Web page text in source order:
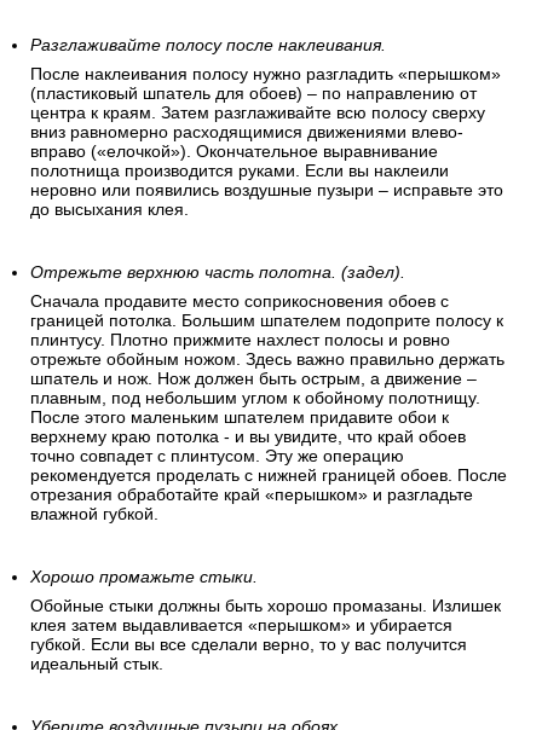
Разглаживайте полосу после наклеивания.
После наклеивания полосу нужно разгладить «перышком»
(пластиковый шпатель для обоев) – по направлению от
центра к краям. Затем разглаживайте всю полосу сверху
вниз равномерно расходящимися движениями влево-
вправо («елочкой»). Окончательное выравнивание
полотнища производится руками. Если вы наклеили
неровно или появились воздушные пузыри – исправьте это
до высыхания клея.
Отрежьте верхнюю часть полотна. (задел).
Сначала продавите место соприкосновения обоев с
границей потолка. Большим шпателем подоприте полосу к
плинтусу. Плотно прижмите нахлест полосы и ровно
отрежьте обойным ножом. Здесь важно правильно держать
шпатель и нож. Нож должен быть острым, а движение –
плавным, под небольшим углом к обойному полотнищу.
После этого маленьким шпателем придавите обои к
верхнему краю потолка - и вы увидите, что край обоев
точно совпадет с плинтусом. Эту же операцию
рекомендуется проделать с нижней границей обоев. После
отрезания обработайте край «перышком» и разгладьте
влажной губкой.
Хорошо промажьте стыки.
Обойные стыки должны быть хорошо промазаны. Излишек
клея затем выдавливается «перышком» и убирается
губкой. Если вы все сделали верно, то у вас получится
идеальный стык.